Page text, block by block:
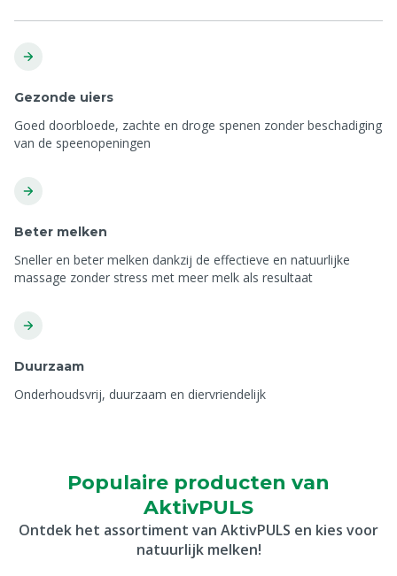
Gezonde uiers
Goed doorbloede, zachte en droge spenen zonder beschadiging
van de speenopeningen
Beter melken
Sneller en beter melken dankzij de effectieve en natuurlijke
massage zonder stress met meer melk als resultaat
Duurzaam
Onderhoudsvrij, duurzaam en diervriendelijk
Populaire producten van
AktivPULS
Ontdek het assortiment van AktivPULS en kies voor
natuurlijk melken!